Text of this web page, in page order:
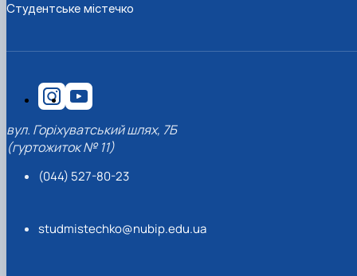
Студентське містечко
вул. Горіхуватський шлях, 7Б
(гуртожиток № 11)
(044) 527-80-23
studmistechko@nubip.edu.ua